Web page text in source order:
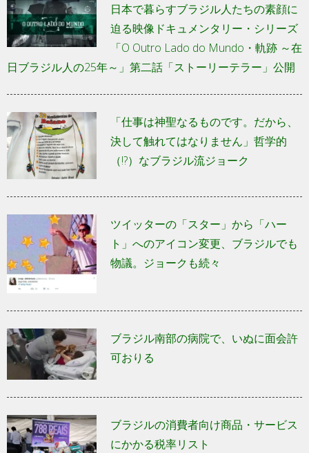
日本で暮らすブラジル人たちの素顔に
迫る映像ドキュメンタリー・シリーズ
「O Outro Lado do Mundo・軌跡 ～在
日ブラジル人の25年～」第二話「ストーリーテラー」公開
「仕事は神聖なるものです。だから、
決して触れてはなりません」哲学的
（!?）なブラジル流ジョーク
ツイッターの「スター」から「ハー
ト」へのアイコン変更、ブラジルでも
物議。ジョークも続々
ブラジル南部の病院で、いぬに面会許
可おりる
ブラジルの消費者向け商品・サービス
にかかる税率リスト